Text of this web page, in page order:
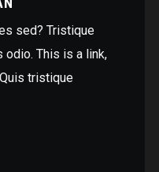
sed? Tristique
odio. This is a link,
tristique